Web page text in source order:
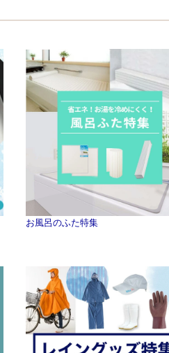
お風呂のふた特集